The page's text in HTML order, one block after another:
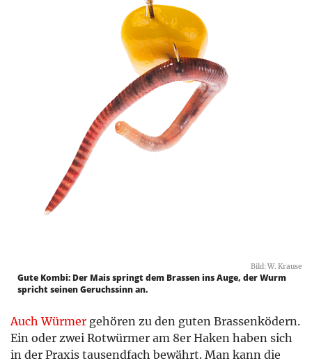
Bild: W. Krause
Gute Kombi: Der Mais springt dem Brassen ins Auge, der Wurm
spricht seinen Geruchssinn an.
Auch Würmer gehören zu den guten Brassenködern.
Ein oder zwei Rotwürmer am 8er Haken haben sich
in der Praxis tausendfach bewährt. Man kann die